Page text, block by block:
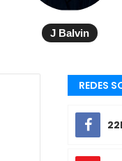
J Balvin
REDES